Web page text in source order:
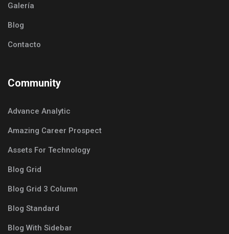
Galería
Blog
Contacto
Community
Advance Analytic
Amazing Career Prospect
Assets For Technology
Blog Grid
Blog Grid 3 Column
Blog Standard
Blog With Sidebar